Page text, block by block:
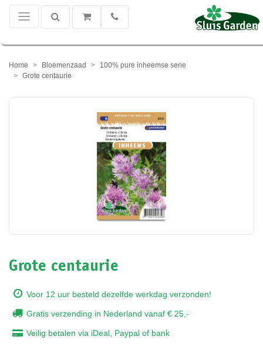
Home Bloemenzaad
100% pure inheemse serie
Grote centaurie
Grote centaurie
Voor 12 uur besteld dezelfde werkdag verzonden!
Gratis verzending in Nederland vanaf € 25,-
Veilig betalen via iDeal, Paypal of bank